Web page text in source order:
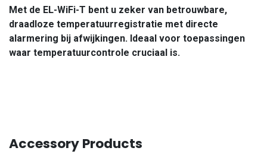
Met de EL-WiFi-T bent u zeker van betrouwbare,
draadloze temperatuurregistratie met directe
alarmering bij afwijkingen. Ideaal voor toepassingen
waar temperatuurcontrole cruciaal is.
Accessory Products